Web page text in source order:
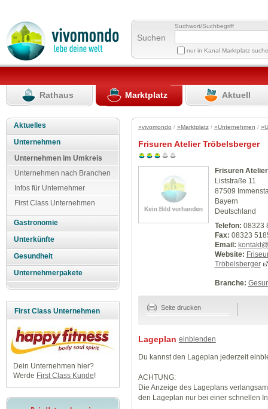
Suchen
Suchwort/Suchbegriff
nur in Kanal Marktplatz
Rathaus Marktplatz Aktuell
Aktuelles
Unternehmen
Unternehmen im Umkreis
Unternehmen nach Branchen
Infos für Unternehmer
First Class Unternehmen
Gastronomie
Unterkünfte
Gesundheit
Unternehmerpakete
First Class Unternehmen
Dein Unternehmen hier?
Werde First Class Kunde!
»vivomondo / »Marktplatz/ »Unternehmen /
Frisuren Atelier Tröbelsberger
Frisuren
Liststraße 11
87509
Bayern
Deutschland
Telefon: 08323
Fax: 08323
Email:
Website:
Tröbelsberger
Branche:
Seite drucken
Lageplan einblenden
Du kannst den Lageplan jederzeit
ACHTUNG:
Die Anzeige des Lageplans
den Lageplan nur bei einer schnellen